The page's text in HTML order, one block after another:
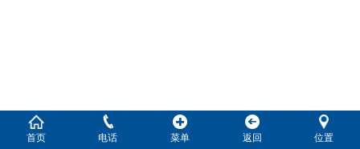
首页 电话 菜单 返回 位置